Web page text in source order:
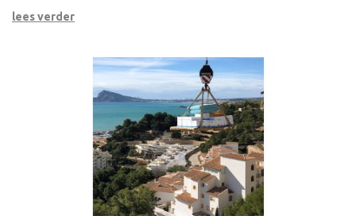
lees verder